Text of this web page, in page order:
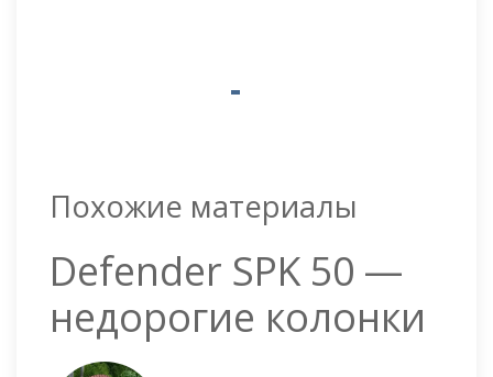
Похожие материалы
Defender SPK 50 —
недорогие колонки